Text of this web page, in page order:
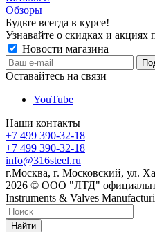
Обзоры
Будьте всегда в курсе!
Узнавайте о скидках и акциях
Новости магазина
Оставайтесь на связи
YouTube
Наши контакты
+7 499 390-32-18
+7 499 390-32-18
info@316steel.ru
г.Москва, г. Московский, ул.
2026 © ООО "ЛТД"
Instruments & Valves
Найти